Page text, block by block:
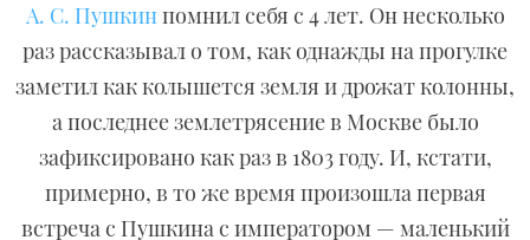
А. С. Пушкинпомнил себя с 4 лет. Он несколько
раз рассказывал о том, как однажды на прогулке
заметил как колышется земля и дрожат колонны,
а последнее землетрясение в Москве было
зафиксировано как раз в 1803 году. И, кстати,
примерно, в то же время произошла первая
встреча с Пушкина с императором — маленький